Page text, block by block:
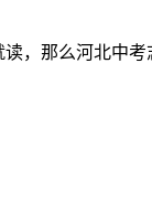
，那么河北中